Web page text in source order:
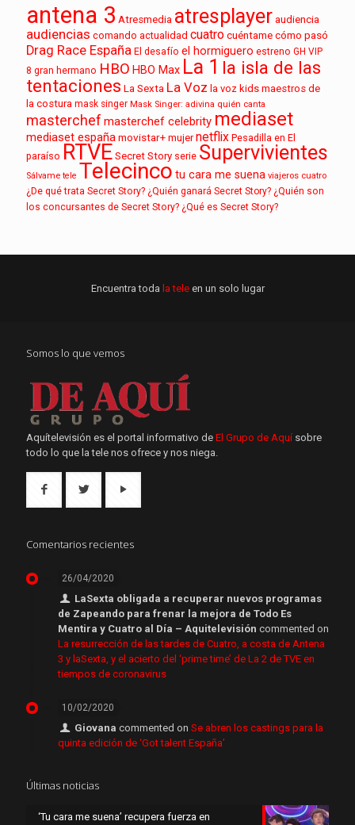
antena 3 Atresmedia atresplayeraudiencia
audiencias comando actualidad cuatrocuéntame cómo pasó
Drag Race España El desafío el hormiguero estreno GH VIP
8 gran hermano HBO HBO Max La 1 la isla de las
tentaciones La Sexta La Voz la voz kids maestros de
la costura mask singer Mask Singer: adivina quién canta
masterchef masterchef celebrity mediaset
mediaset españamovistar+ mujer netflix Pesadilla en El
paraíso RTVE Secret Story serie Supervivientes
Sálvame tele Telecinco tu cara me suena viajeros cuatro
¿De qué trata Secret Story? ¿Quién ganará Secret Story? ¿Quién son
los concursantes de Secret Story? ¿Qué es Secret Story?
Encuentra toda la tele en un solo lugar
Somos lo que vemos
Aquítelevisión es el portal informativo de El Grupo de Aquí sobre
todo lo que la tele nos ofrece y nos niega.
Comentarios recientes
26/04/2020
LaSexta obligada a recuperar nuevos programas
de Zapeando para frenar la mejora de Todo Es
Mentira y Cuatro al Día – Aquitelevisión commented on
La resurrección de las tardes de Cuatro, a costa de Antena
3 y laSexta, y el acierto del ‘prime time’ de La 2 de TVE en
tiempos de coronavirus
10/02/2020
Giovana commented onSe abren los castings para la
quinta edición de ‘Got talent España’
Últimas noticias
‘Tu cara me suena’ recupera fuerza en